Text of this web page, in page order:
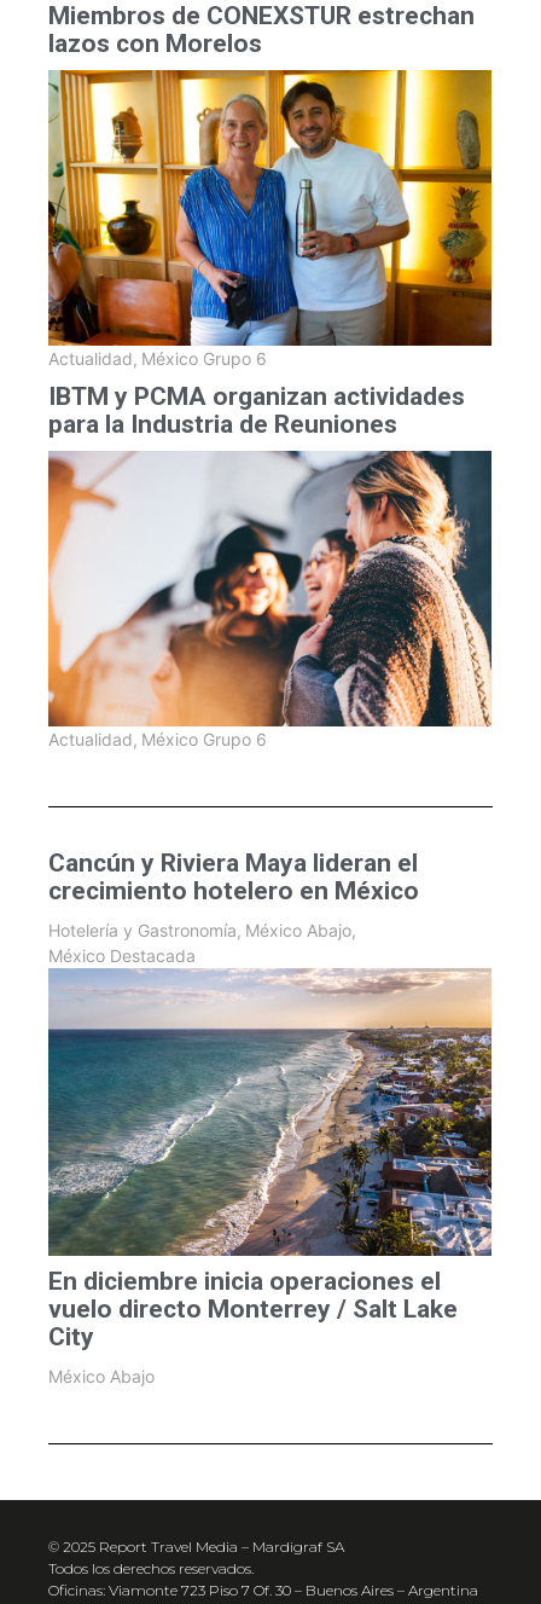
Miembros de CONEXSTUR estrechan
lazos con Morelos
Actualidad, México Grupo 6
IBTM y PCMA organizan actividades
para la Industria de Reuniones
Actualidad, México Grupo 6
Cancún y Riviera Maya lideran el
crecimiento hotelero en México
Hotelería y Gastronomía, México Abajo,
México Destacada
En diciembre inicia operaciones el
vuelo directo Monterrey / Salt Lake
City
México Abajo
© 2025 Report Travel Media – Mardigraf SA
Todos los derechos reservados.
Oficinas: Viamonte 723 Piso 7 Of. 30 – Buenos Aires – Argentina